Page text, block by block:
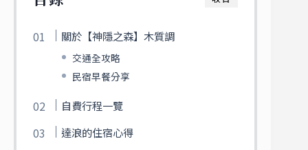
關於【神隱之森】木質調
交通全攻略
民宿早餐分享
自費行程一覽
達浪的住宿心得